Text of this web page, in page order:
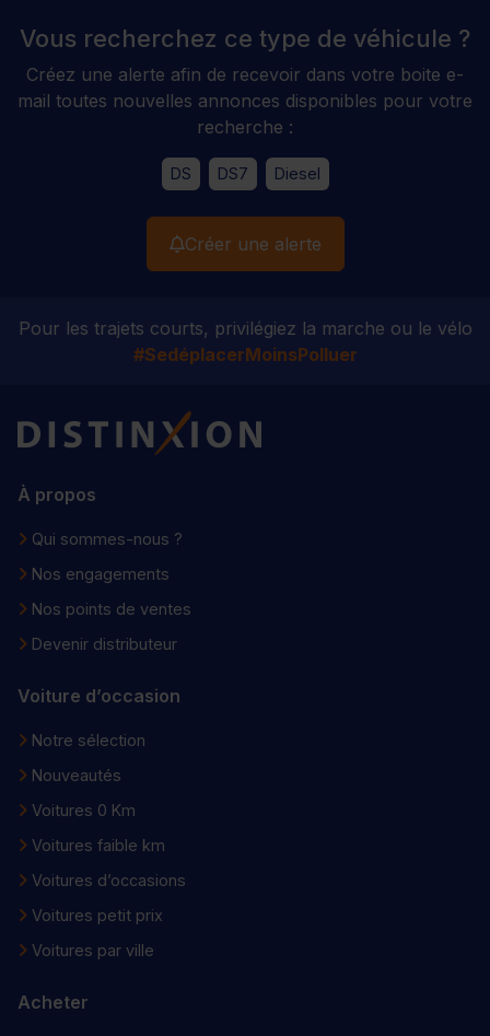
Vous recherchez ce type de véhicule ?
Créez une alerte afin de recevoir dans votre boite e-
mail toutes nouvelles annonces disponibles pour votre
recherche :
DS DS7 Diesel
Créer une alerte
Pour les trajets courts, privilégiez la marche ou le vélo
#SedéplacerMoinsPolluer
Distinxion
À propos
Qui sommes-nous ?
Nos engagements
Nos points de ventes
Devenir distributeur
Voiture d’occasion
Notre sélection
Nouveautés
Voitures 0 Km
Voitures faible km
Voitures d’occasions
Voitures petit prix
Voitures par ville
Acheter